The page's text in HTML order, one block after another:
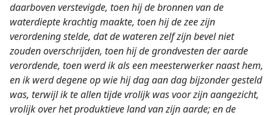
daarboven verstevigde, toen hij de bronnen van de
waterdiepte krachtig maakte, toen hij de zee zijn
verordening stelde, dat de wateren zelf zijn bevel niet
zouden overschrijden, toen hij de grondvesten der aarde
verordende, toen werd ik als een meesterwerker naast hem,
en ik werd degene op wie hij dag aan dag bijzonder gesteld
was, terwijl ik te allen tijde vrolijk was voor zijn aangezicht,
vrolijk over het produktieve land van zijn aarde; en de